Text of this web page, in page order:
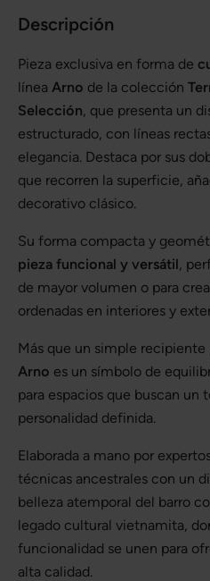
Descripción
Pieza exclusiva en forma de
línea Arno de la colección
Selección, que presenta un
estructurado, con líneas
elegancia. Destaca por sus
que recorren la superficie,
decorativo clásico.
Su forma compacta y
pieza funcional y versátil,
de mayor volumen o para
ordenadas en interiores y
Más que un simple recipiente
Arno es un símbolo de
para espacios que buscan un
personalidad definida.
Elaborada a mano por
técnicas ancestrales con un
belleza atemporal del barro
legado cultural vietnamita,
funcionalidad se unen para
alta calidad.